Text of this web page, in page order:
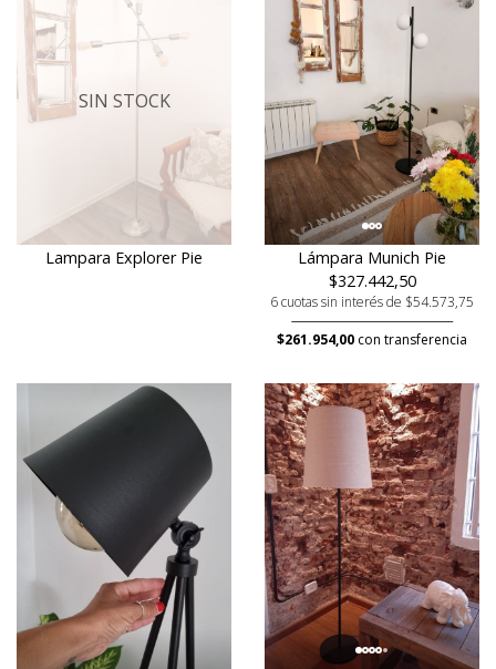
SIN STOCK
Lampara Explorer Pie
Lámpara Munich Pie
$327.442,50
6 cuotas sin interés de $54.573,75
$261.954,00 con transferencia